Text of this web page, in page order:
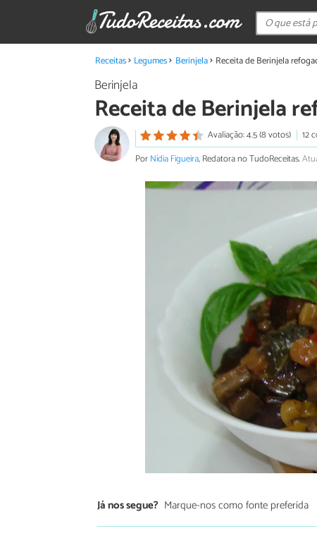
Receitas Legumes Berinjela Receita de Berinjela
Berinjela
Receita de Berinjela
Avaliação: 4.5 (8 votos)
12
PorNídia Figueira, Redatora no TudoReceitas.
Já nos segue? Marque-nos como fonte preferida